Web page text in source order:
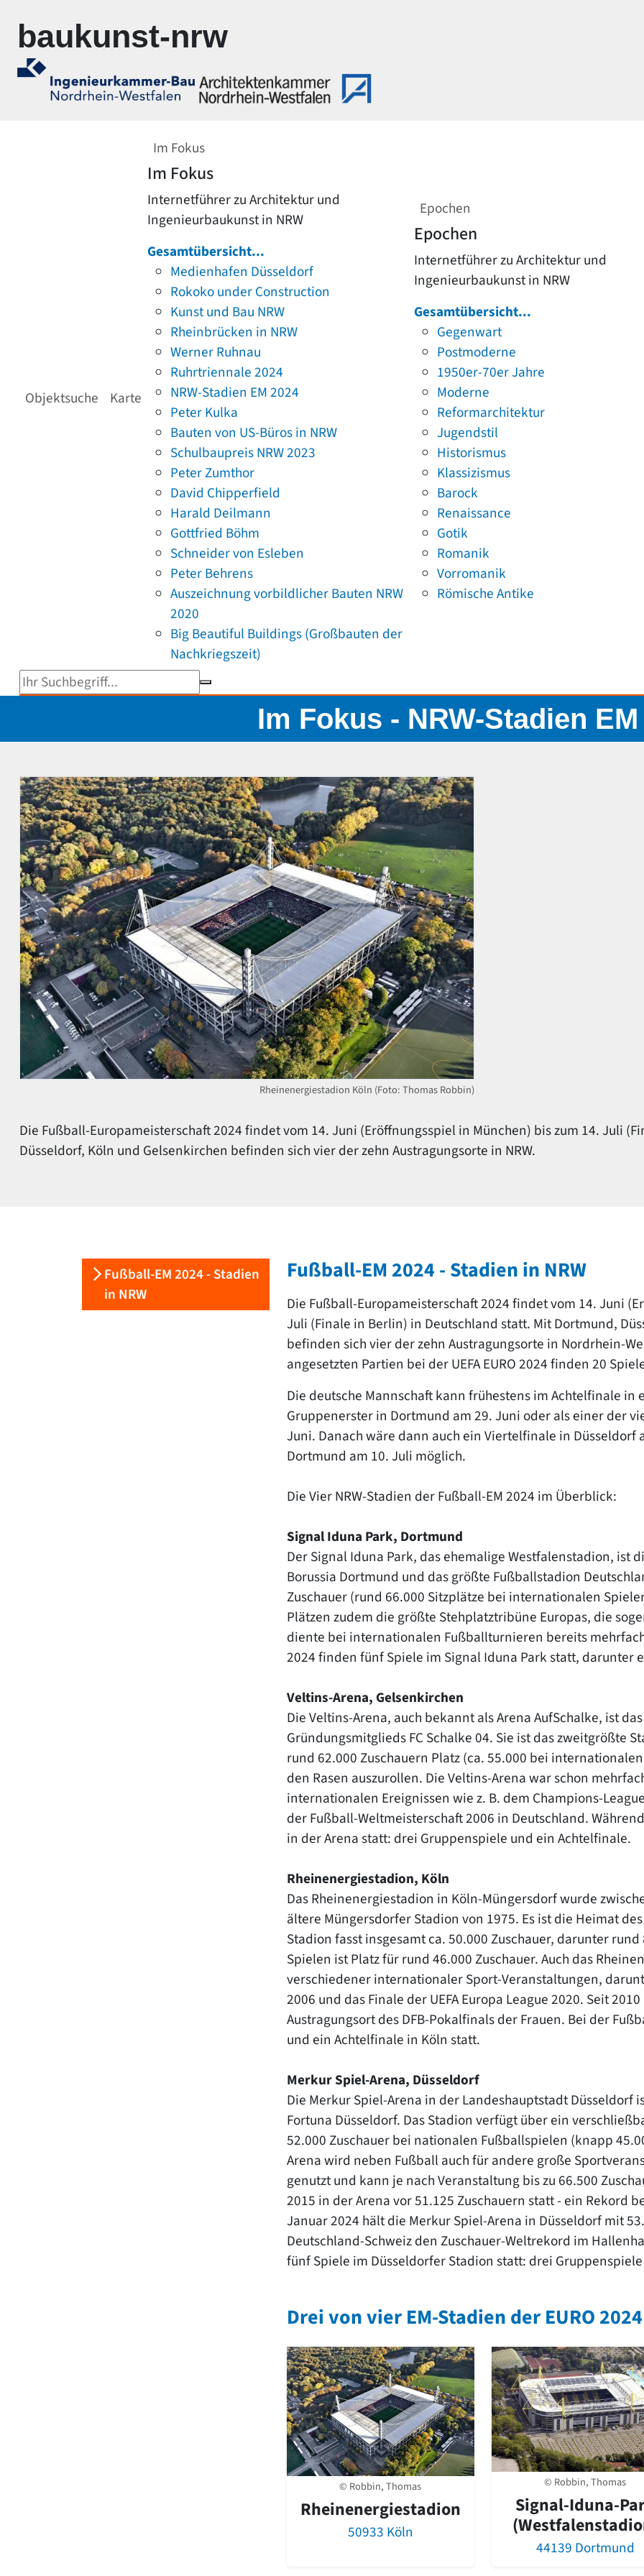
baukunst-nrw
Objektsuche Karte
Im Fokus
Im Fokus
Internetführer zu Architektur und
Ingenieurbaukunst in NRW
Gesamtübersicht...
Medienhafen Düsseldorf
Rokoko under Construction
Kunst und Bau NRW
Rheinbrücken in NRW
Werner Ruhnau
Ruhrtriennale 2024
NRW-Stadien EM 2024
Peter Kulka
Bauten von US-Büros in NRW
Schulbaupreis NRW 2023
Peter Zumthor
David Chipperfield
Harald Deilmann
Gottfried Böhm
Schneider von Esleben
Peter Behrens
Auszeichnung vorbildlicher Bauten NRW
2020
Big Beautiful Buildings (Großbauten der
Nachkriegszeit)
Epochen
Epochen
Internetführer zu Architektur und
Ingenieurbaukunst in NRW
Gesamtübersicht...
Gegenwart
Postmoderne
1950er-70er Jahre
Moderne
Reformarchitektur
Jugendstil
Historismus
Klassizismus
Barock
Renaissance
Gotik
Romanik
Vorromanik
Römische Antike
Suchbegriff eingeben
Im Fokus - NRW-Stadien EM
Rheinenergiestadion Köln (Foto: Thomas Robbin)
Die Fußball-Europameisterschaft 2024 findet vom 14. Juni (Eröffnungsspiel in München) bis zum 14. Juli
Düsseldorf, Köln und Gelsenkirchen befinden sich vier der zehn Austragungsorte in NRW.
Fußball-EM 2024 - Stadien
in NRW
Fußball-EM 2024 - Stadien in NRW
Die Fußball-Europameisterschaft 2024 findet vom 14. Juni
Juli (Finale in Berlin) in Deutschland statt. Mit Dortmund,
befinden sich vier der zehn Austragungsorte in Nordrhein-
angesetzten Partien bei der UEFA EURO 2024 finden 20
Die deutsche Mannschaft kann frühestens im Achtelfinale in
Gruppenerster in Dortmund am 29. Juni oder als einer der
Juni. Danach wäre dann auch ein Viertelfinale in
Dortmund am 10. Juli möglich.
Die Vier NRW-Stadien der Fußball-EM 2024 im Überblick:
Signal Iduna Park, Dortmund
Der Signal Iduna Park, das ehemalige Westfalenstadion, ist
Borussia Dortmund und das größte Fußballstadion
Zuschauer (rund 66.000 Sitzplätze bei internationalen
Plätzen zudem die größte Stehplatztribüne Europas, die
diente bei internationalen Fußballturnieren bereits
2024 finden fünf Spiele im Signal Iduna Park statt, darunter
Veltins-Arena, Gelsenkirchen
Die Veltins-Arena, auch bekannt als Arena AufSchalke, ist
Gründungsmitglieds FC Schalke 04. Sie ist das zweitgrößte
rund 62.000 Zuschauern Platz (ca. 55.000 bei
den Rasen auszurollen. Die Veltins-Arena war schon
internationalen Ereignissen wie z. B. dem Champions-
der Fußball-Weltmeisterschaft 2006 in Deutschland.
in der Arena statt: drei Gruppenspiele und ein Achtelfinale.
Rheinenergiestadion, Köln
Das Rheinenergiestadion in Köln-Müngersdorf wurde
ältere Müngersdorfer Stadion von 1975. Es ist die Heimat
Stadion fasst insgesamt ca. 50.000 Zuschauer, darunter
Spielen ist Platz für rund 46.000 Zuschauer. Auch das
verschiedener internationaler Sport-Veranstaltungen,
2006 und das Finale der UEFA Europa League 2020. Seit
Austragungsort des DFB-Pokalfinals der Frauen. Bei der
und ein Achtelfinale in Köln statt.
Merkur Spiel-Arena, Düsseldorf
Die Merkur Spiel-Arena in der Landeshauptstadt Düsseldorf
Fortuna Düsseldorf. Das Stadion verfügt über ein
52.000 Zuschauer bei nationalen Fußballspielen (knapp
Arena wird neben Fußball auch für andere große
genutzt und kann je nach Veranstaltung bis zu 66.500
2015 in der Arena vor 51.125 Zuschauern statt - ein Rekord
Januar 2024 hält die Merkur Spiel-Arena in Düsseldorf mit
Deutschland-Schweiz den Zuschauer-Weltrekord im
fünf Spiele im Düsseldorfer Stadion statt: drei
Drei von vier EM-Stadien der EURO
© Robbin, Thomas
Rheinenergiestadion
50933 Köln
© Robbin, Thomas
Signal-Iduna-
44139 Dortmund